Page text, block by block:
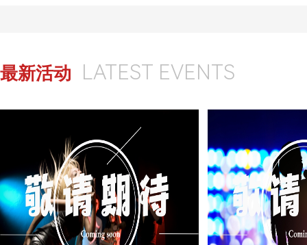
最新活动 LATEST EVENTS